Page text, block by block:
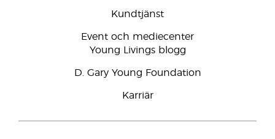
Kundtjänst
Event och mediecenter
Young Livings blogg
D. Gary Young Foundation
Karriär